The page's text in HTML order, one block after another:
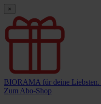
×
BIORAMA für deine Liebsten.
Zum Abo-Shop